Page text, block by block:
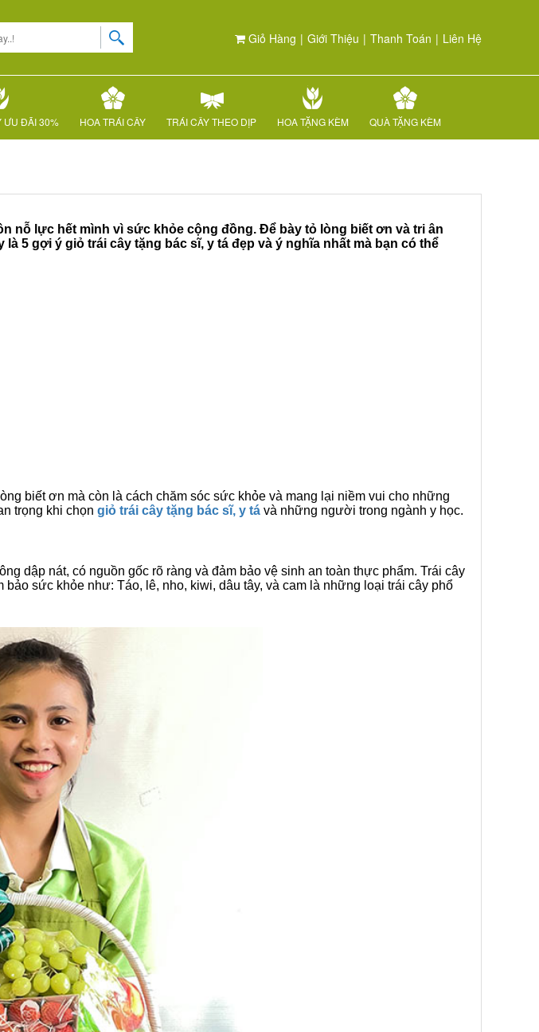
Giỏ Hàng | Giới Thiệu | Thanh Toán | Liên Hệ
ƯU ĐÃI 30% HOA TRÁI CÂY TRÁI CÂY THEO DỊP HOA TẶNG KÈM QUÀ TẶNG KÈM
nỗ lực hết mình vì sức khỏe cộng đồng. Để bày tỏ lòng biết ơn và tri ân
5 gợi ý giỏ trái cây tặng bác sĩ, y tá đẹp và ý nghĩa nhất mà bạn có thể
biết ơn mà còn là cách chăm sóc sức khỏe và mang lại niềm vui cho những
trọng khi chọn giỏ trái cây tặng bác sĩ, y tá và những người trong ngành y học.
dập nát, có nguồn gốc rõ ràng và đảm bảo vệ sinh an toàn thực phẩm. Trái cây
sức khỏe như: Táo, lê, nho, kiwi, dâu tây, và cam là những loại trái cây phổ